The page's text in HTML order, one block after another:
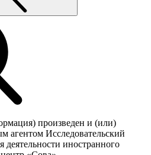
произведен и (или)
агентом Исследовательский
деятельности иностранного